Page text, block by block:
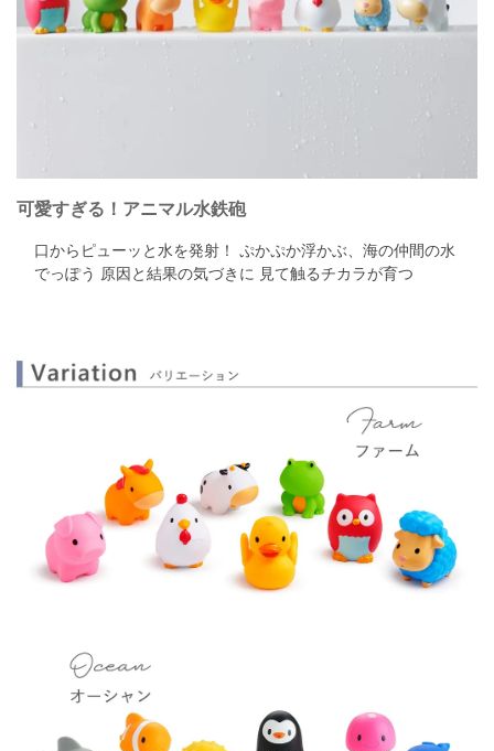
可愛すぎる！アニマル水鉄砲
口からピューッと水を発射！ ぷかぷか浮かぶ、海の仲間の水
でっぽう 原因と結果の気づきに 見て触るチカラが育つ